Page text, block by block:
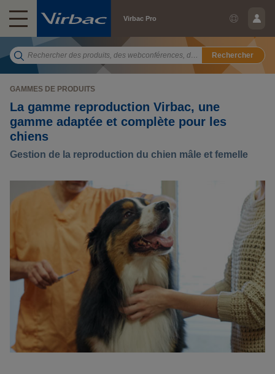
Virbac Pro
Rechercher
GAMMES DE PRODUITS
La gamme reproduction Virbac, une
gamme adaptée et complète pour les
chiens
Gestion de la reproduction du chien mâle et femelle